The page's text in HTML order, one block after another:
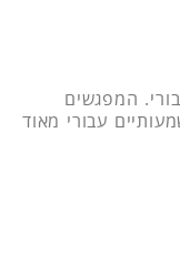
המפגשים
עבורי מאוד